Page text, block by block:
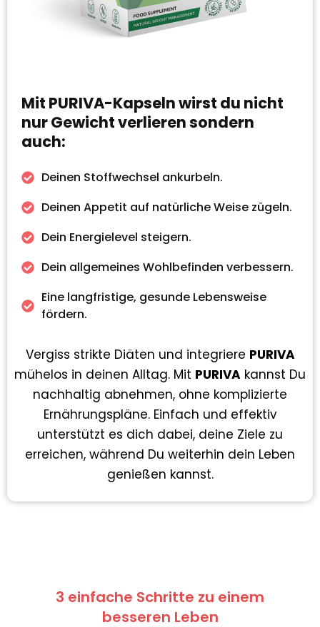
Mit PURIVA-Kapseln wirst du nicht
nur Gewicht verlieren sondern
auch:
Deinen Stoffwechsel ankurbeln.
Deinen Appetit auf natürliche Weise zügeln.
Dein Energielevel steigern.
Dein allgemeines Wohlbefinden verbessern.
Eine langfristige, gesunde Lebensweise
fördern.
Vergiss strikte Diäten und integriere PURIVA
mühelos in deinen Alltag. Mit PURIVA kannst Du
nachhaltig abnehmen, ohne komplizierte
Ernährungspläne. Einfach und effektiv
unterstützt es dich dabei, deine Ziele zu
erreichen, während Du weiterhin dein Leben
genießen kannst.
3 einfache Schritte zu einem
besseren Leben